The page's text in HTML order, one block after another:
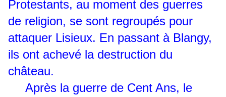
Protestants, au moment des guerres
de religion, se sont regroupés pour
attaquer Lisieux. En passant à Blangy,
ils ont achevé la destruction du
château.
Après la guerre de Cent Ans, le